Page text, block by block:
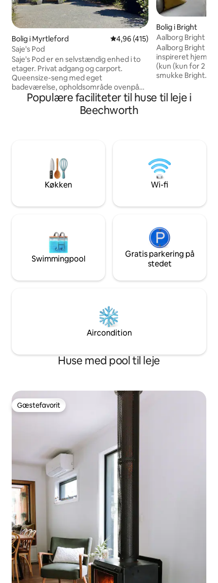
Bolig i Myrtleford 4,96 ud af 5 i gennemsnitlig
4,96 (415)
Saje's Pod
Saje's Pod er en selvstændig enhed i to
etager. Privat adgang og carport.
Queensize-seng med eget
badeværelse, opholdsområde ovenpå
og et begrænset tekøkken, der åbner ud
til en fælles terrasse med grill, som Pod-
gæster kan bruge. Pod'en har også sin
stue, 2 soveværelser – et med en
queensize-dobbeltseng;
hovedsoveværelset med en kingsize-
dobbeltseng, 2 badeværelser og et
Bolig i Bright
Aalborg Bright
Aalborg Bright er
inspireret hjem
(kun (kun for 2
smukke Bright.
bæredygtigt
standarden for
komfort,
dit CO2-aftryk.
Populære faciliteter til huse til leje i
Beechworth
Køkken Wi-fi
Swimmingpool
Gratis parkering på
stedet
Aircondition
Huse med pool til leje
Gæstefavorit
Gæstefavorit